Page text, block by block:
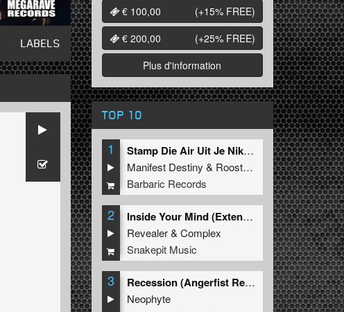
LABELS
€ 100,00
(+15% FREE)
€ 200,00
(+25% FREE)
Plus d'information
TOP 10
1
Stamp Die Air Uit Je Nikeys (Extended Mix)
Manifest Destiny & Roosterz
Barbaric Records
2
Inside Your Mind (Extended Mix)
Revealer&Complex
Snakepit Music
3
Recession (Angerfist Remix Extended)
Neophyte